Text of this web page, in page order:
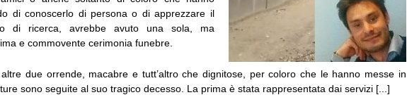
di conoscerlo di persona o di apprezzare il
di ricerca, avrebbe avuto una sola, ma
e commovente cerimonia funebre.
altre due orrende, macabre e tutt’altro che dignitose, per coloro che le hanno messe in
sono seguite al suo tragico decesso. La prima è stata rappresentata dai servizi [...]